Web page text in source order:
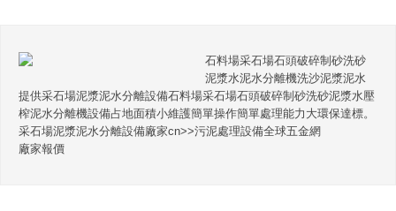
石料場采石場石頭破碎制砂洗砂
泥漿水泥水分離機洗沙泥漿泥水
提供采石場泥漿泥水分離設備石料場采石場石頭破碎制砂洗砂泥漿水壓
榨泥水分離機設備占地面積小維護簡單操作簡單處理能力大環保達標。
采石場泥漿泥水分離設備廠家cn>>污泥處理設備全球五金網
廠家報價